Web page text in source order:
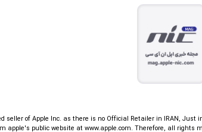
of Apple Inc. as there is no Official Retailer in IRAN, Just
apple's public website at www.apple.com. Therefore, all rights